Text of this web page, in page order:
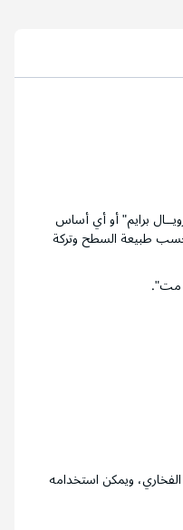
برايم" أو أي أساس
طبيعة السطح وتركة
مت".
ويمكن استخدامه